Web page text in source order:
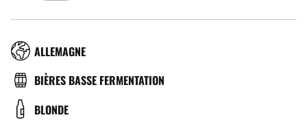
RÉGION
ALLEMAGNE
TYPE
BIÈRE
BIÈRES BASSE FERMENTATION
COULEUR
BLONDE